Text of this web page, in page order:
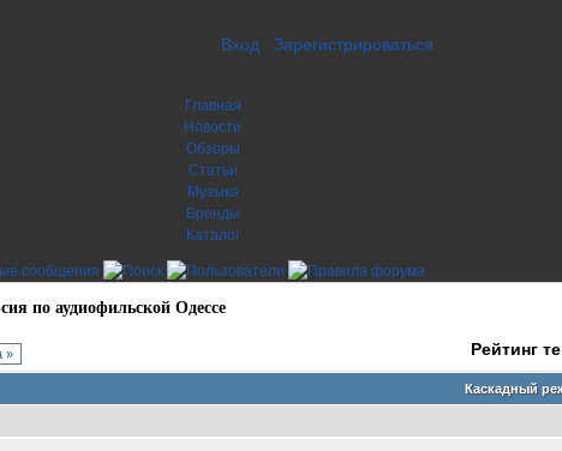
Вход Зарегистрироваться
Главная
Новости
Обзоры
Статьи
Музыка
Бренды
Каталог
по аудиофильской Одессе
» Рейтинг
Каскадный